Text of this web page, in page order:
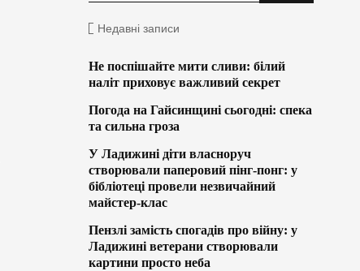
Недавні записи
Не поспішайте мити сливи: білий
наліт приховує важливий секрет
Погода на Гайсинщині сьогодні: спека
та сильна гроза
У Ладижині діти власноруч
створювали паперовий пінг-понг: у
бібліотеці провели незвичайний
майстер-клас
Пензлі замість спогадів про війну: у
Ладижині ветерани створювали
картини просто неба